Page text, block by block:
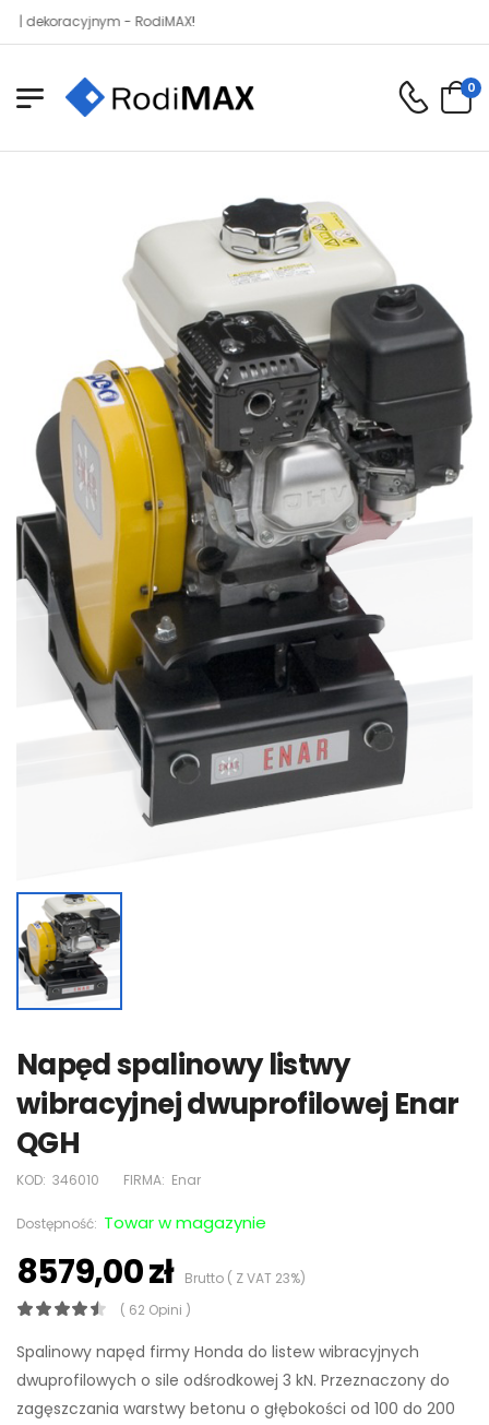
- RodiMAX!
0
Napęd spalinowy listwy
wibracyjnej dwuprofilowej Enar
QGH
KOD: 346010 FIRMA: Enar
Dostępność: Towar w magazynie
8579,00 złBrutto ( Z VAT 23%)
( 62 Opini )
Spalinowy napęd firmy Honda do listew wibracyjnych
dwuprofilowych o sile odśrodkowej 3 kN. Przeznaczony do
zagęszczania warstwy betonu o głębokości od 100 do 200